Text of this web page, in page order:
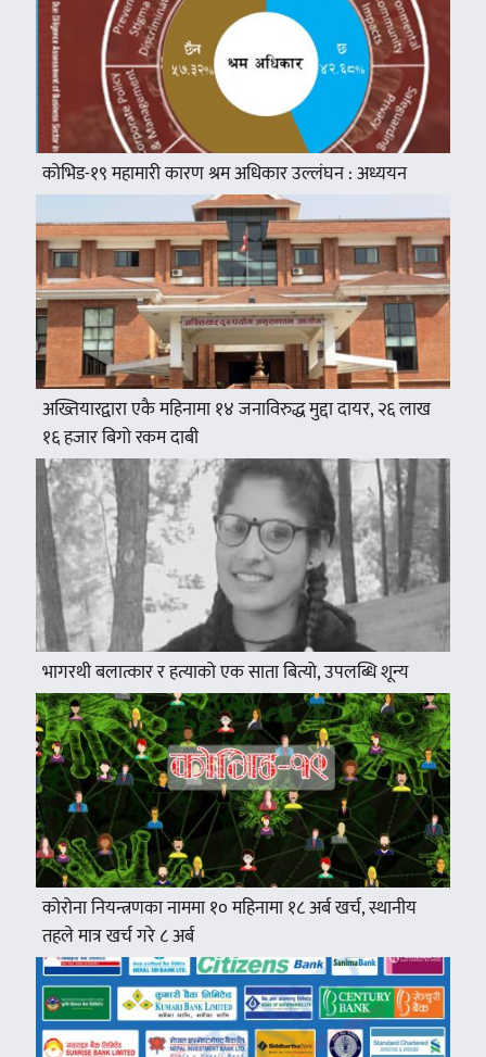
कोभिड-१९ महामारी कारण श्रम अधिकार उल्लंघन : अध्ययन
अख्तियारद्वारा एकै महिनामा १४ जनाविरुद्ध मुद्दा दायर, २६ लाख
१६ हजार बिगो रकम दाबी
भागरथी बलात्कार र हत्याको एक साता बित्यो, उपलब्धि शून्य
कोरोना नियन्त्रणका नाममा १० महिनामा १८ अर्ब खर्च, स्थानीय
तहले मात्र खर्च गरे ८ अर्ब